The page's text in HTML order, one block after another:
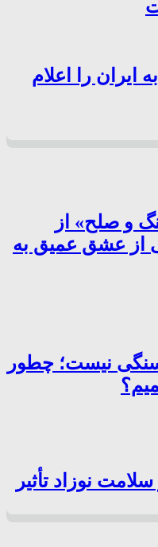
ایران را اعلام
و صلح» از
از عشق عمیق به
نیست؛ چطور
نوزاد تأثیر